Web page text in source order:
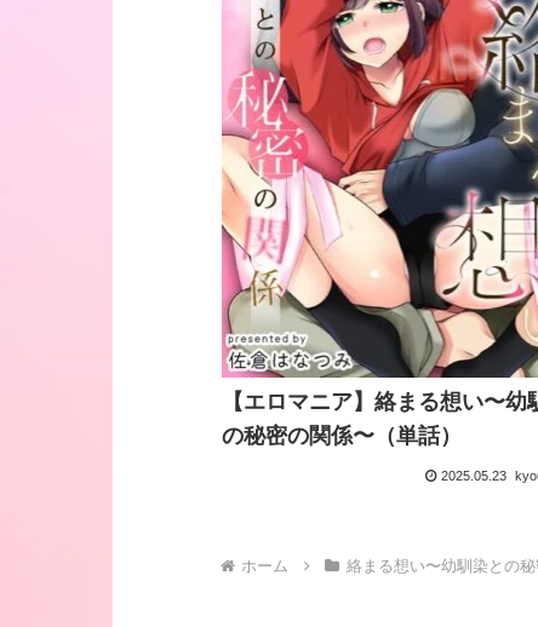
【エロマニア】絡まる想い〜幼
の秘密の関係〜（単話）
2025.05.23
ホーム 絡まる想い〜幼馴染との